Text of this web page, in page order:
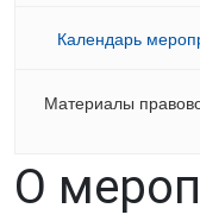
Календарь
Материалы
О